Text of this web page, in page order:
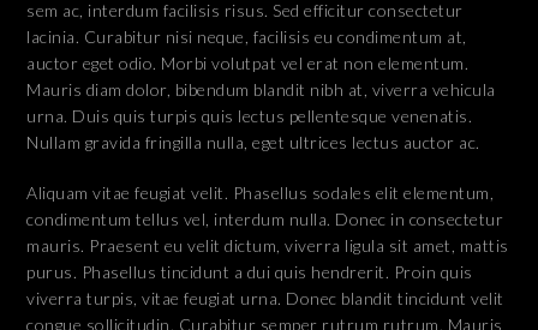
sem ac, interdum facilisis risus. Sed efficitur consectetur
lacinia. Curabitur nisi neque, facilisis eu condimentum at,
auctor eget odio. Morbi volutpat vel erat non elementum.
Mauris diam dolor, bibendum blandit nibh at, viverra vehicula
urna. Duis quis turpis quis lectus pellentesque venenatis.
Nullam gravida fringilla nulla, eget ultrices lectus auctor ac.
Aliquam vitae feugiat velit. Phasellus sodales elit elementum,
condimentum tellus vel, interdum nulla. Donec in consectetur
mauris. Praesent eu velit dictum, viverra ligula sit amet, mattis
purus. Phasellus tincidunt a dui quis hendrerit. Proin quis
viverra turpis, vitae feugiat urna. Donec blandit tincidunt velit
congue sollicitudin. Curabitur semper rutrum rutrum. Mauris